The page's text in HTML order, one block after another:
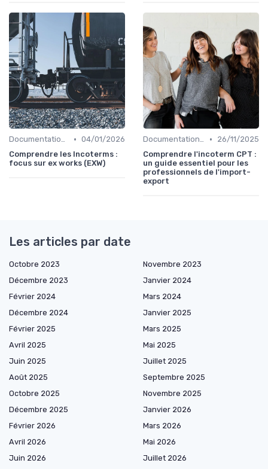
Documentation & Conformité • 04/01/2026
Comprendre les Incoterms :
focus sur ex works (EXW)
Documentation & Conformité •
26/11/2025
Comprendre l'incoterm CPT :
un guide essentiel pour les
professionnels de l'import-
export
Les articles par date
Octobre 2023
Novembre 2023
Décembre 2023
Janvier 2024
Février 2024
Mars 2024
Décembre 2024
Janvier 2025
Février 2025
Mars 2025
Avril 2025
Mai 2025
Juin 2025
Juillet 2025
Août 2025
Septembre 2025
Octobre 2025
Novembre 2025
Décembre 2025
Janvier 2026
Février 2026
Mars 2026
Avril 2026
Mai 2026
Juin 2026
Juillet 2026